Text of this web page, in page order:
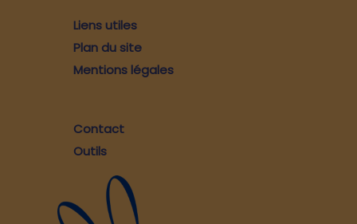
Liens utiles
Plan du site
Mentions légales
Contact
Outils